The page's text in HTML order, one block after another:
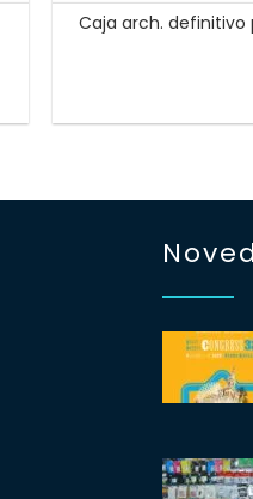
Caja arch. definitivo